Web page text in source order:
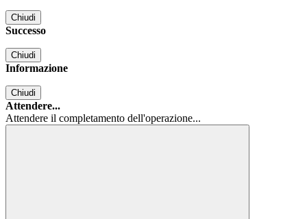
Chiudi
Successo
Chiudi
Informazione
Chiudi
Attendere...
Attendere il completamento dell'operazione...